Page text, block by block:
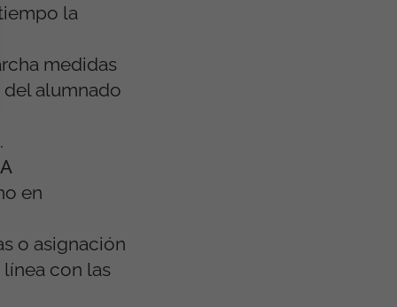
la
medidas
alumnado
en
o asignación
con las